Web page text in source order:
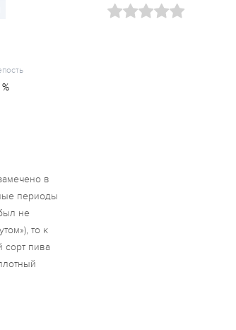
в
периоды
не
то к
сорт пива